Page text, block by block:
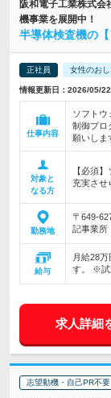
阪和電子工業株式会
機事業を展開中！
半導体検査機の
正社員 女性のお
情報更新日：2026/05/
仕事内容
ソフトウ
制御プロ
願いしま
対象と
なる方
【必須
充実させ
勤務地
〒649-
記事業所
給与
月給28
す。 ※試
求人詳細
志望動機・自己PR不要